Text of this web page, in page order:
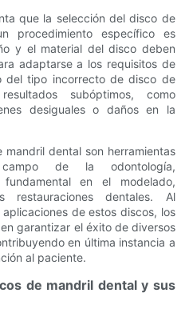
que la selección del disco de
procedimiento específico es
y el material del disco deben
adaptarse a los requisitos de
del tipo incorrecto de disco de
subóptimos, como
desiguales o daños en la
mandril dental son herramientas
de la odontología,
en el modelado,
dentales. Al
de estos discos, los
garantizar el éxito de diversos
en última instancia a
al paciente.
de mandril dental y sus